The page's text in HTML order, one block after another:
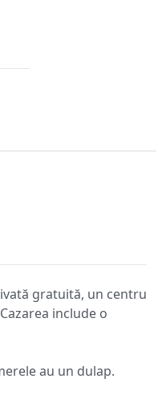
gratuită, un centru
include o
au un dulap.